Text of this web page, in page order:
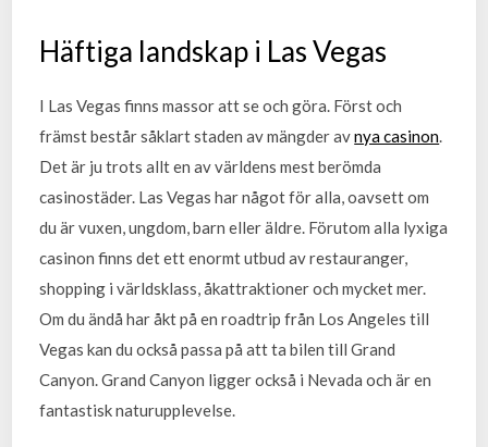
Häftiga landskap i Las Vegas
I Las Vegas finns massor att se och göra. Först och
främst består såklart staden av mängder avnya casinon.
Det är ju trots allt en av världens mest berömda
casinostäder. Las Vegas har något för alla, oavsett om
du är vuxen, ungdom, barn eller äldre. Förutom alla lyxiga
casinon finns det ett enormt utbud av restauranger,
shopping i världsklass, åkattraktioner och mycket mer.
Om du ändå har åkt på en roadtrip från Los Angeles till
Vegas kan du också passa på att ta bilen till Grand
Canyon. Grand Canyon ligger också i Nevada och är en
fantastisk naturupplevelse.